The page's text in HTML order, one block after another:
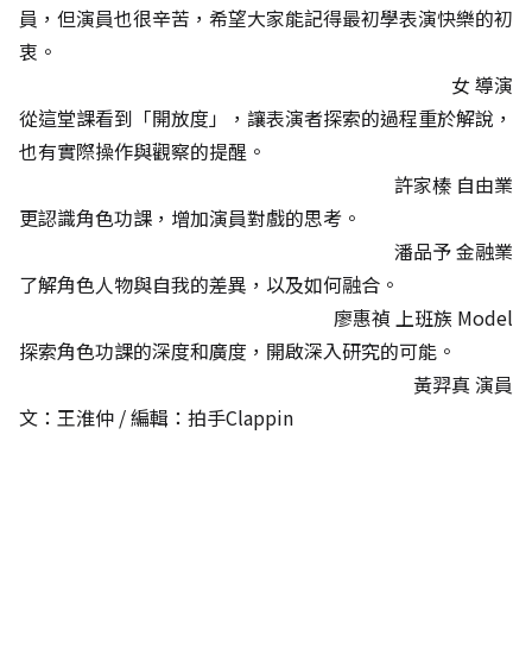
員，但演員也很辛苦，希望大家能記得最初學表演快樂的初
衷。
女 導演
從這堂課看到「開放度」，讓表演者探索的過程重於解說，
也有實際操作與觀察的提醒。
許家榛 自由業
更認識角色功課，增加演員對戲的思考。
潘品予 金融業
了解角色人物與自我的差異，以及如何融合。
廖惠禎 上班族 Model
探索角色功課的深度和廣度，開啟深入研究的可能。
黃羿真 演員
文：王淮仲 / 編輯：拍手Clappin